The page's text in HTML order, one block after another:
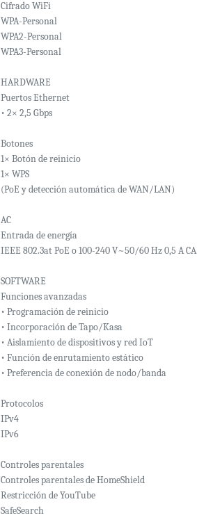
Cifrado WiFi
WPA-Personal
WPA2-Personal
WPA3-Personal
HARDWARE
Puertos Ethernet
• 2× 2,5 Gbps
Botones
1× Botón de reinicio
1× WPS
(PoE y detección automática de WAN/LAN)
AC
Entrada de energía
IEEE 802.3at PoE o 100-240 V~50/60 Hz 0,5 A CA
SOFTWARE
Funciones avanzadas
• Programación de reinicio
• Incorporación de Tapo/Kasa
• Aislamiento de dispositivos y red IoT
• Función de enrutamiento estático
• Preferencia de conexión de nodo/banda
Protocolos
IPv4
IPv6
Controles parentales
Controles parentales de HomeShield
Restricción de YouTube
SafeSearch